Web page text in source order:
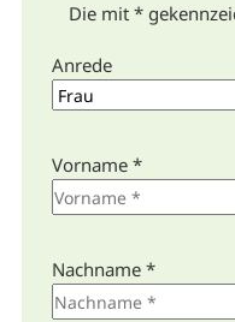
Die mit *
Anrede
Vorname *
Nachname *